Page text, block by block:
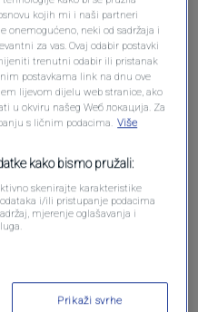
kojih mi i naši partneri
onemogućeno, neki od sadržaja i
za vas. Ovaj odabir postavki
trenutni odabir ili pristanak
postavkama link na dnu ove
lijevom dijelu web stranice, ako
u okviru našeg Wеб локација. Za
s ličnim podacima. Više
kako bismo pružali:
skenirajte karakteristike
i/ili pristupanje podacima
mjerenje oglašavanja i
Prikaži svrhe